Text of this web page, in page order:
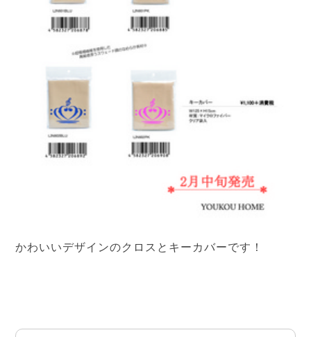
かわいいデザインのクロスとキーカバーです！